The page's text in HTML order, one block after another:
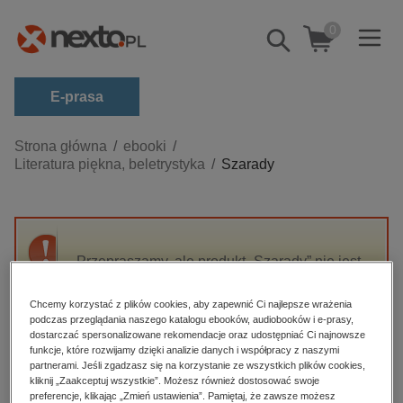
Pokaż/schowaj
wyszukiwarkę
0
E-prasa
Kategorie
Zobacz wszystkie E-prasa
budownictwo, aranżacja wnętrz
darmowe wydania
edukacja
hobby, sport, rozrywka
komputery, internet, technologie, informatyka
Strona główna
ebooki
Literatura piękna, beletrystyka
Szarady
Przepraszamy, ale produkt „Szarady” nie jest
High-contrast mode
Polecane
Chcemy korzystać z plików cookies, aby zapewnić Ci najlepsze wrażenia
podczas przeglądania naszego katalogu ebooków, audiobooków i e-prasy,
dostarczać spersonalizowane rekomendacje oraz udostępniać Ci najnowsze
funkcje, które rozwijamy dzięki analizie danych i współpracy z naszymi
partnerami. Jeśli zgadzasz się na korzystanie ze wszystkich plików cookies,
kliknij „Zaakceptuj wszystkie”. Możesz również dostosować swoje
preferencje, klikając „Zmień ustawienia”. Pamiętaj, że zawsze możesz